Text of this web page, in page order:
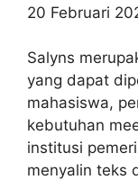
20 Februari
Salyns
yang dapat
mahasiswa,
kebutuhan
institusi
menyalin teks